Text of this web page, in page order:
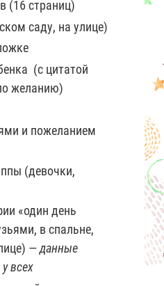
(16 страниц)
саду, на улице)
(с цитатой
желанию)
и пожеланием
(девочки,
«один день
в спальне,
—данные
всех